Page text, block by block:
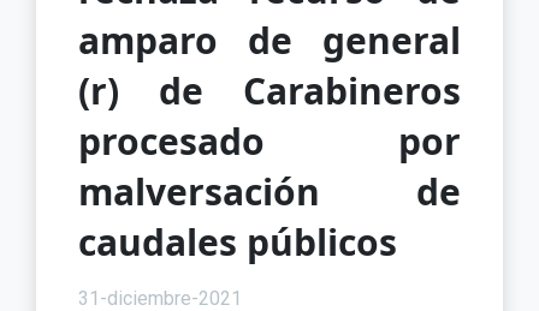
amparo de general
(r) de Carabineros
procesado por
malversación de
caudales públicos
31-diciembre-2021